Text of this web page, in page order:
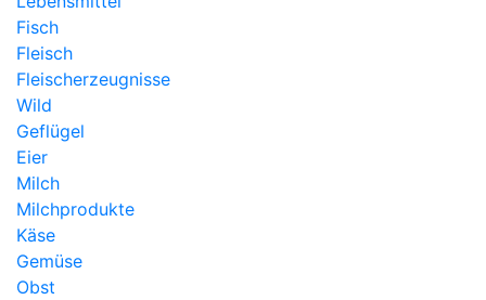
Fisch
Fleisch
Fleischerzeugnisse
Wild
Geflügel
Eier
Milch
Milchprodukte
Käse
Gemüse
Obst